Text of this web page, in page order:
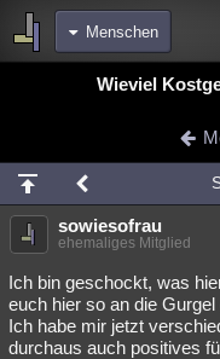
Menschen
Chat Wiki
meine Rubriken
Menschen Wissenschaft
Spiritualität
Natur Umfragen
Wieviel
sowiesofrau
ehemaliges Mitglied
Ich bin geschockt, was
euch hier so an die
Ich habe mir jetzt
durchaus auch positives